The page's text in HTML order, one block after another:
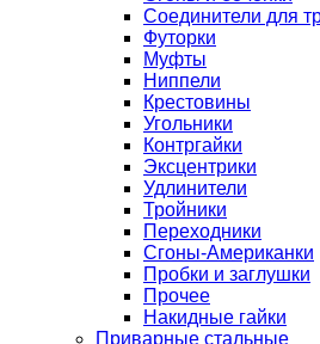
Соединители для
Футорки
Муфты
Ниппели
Крестовины
Угольники
Контргайки
Эксцентрики
Удлинители
Тройники
Переходники
Сгоны-Американки
Пробки и заглушки
Прочее
Накидные гайки
Приварные стальные